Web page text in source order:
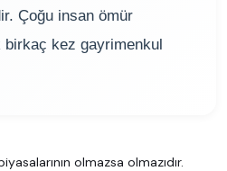
Çoğu insan ömür
birkaç kez gayrimenkul
olmazsa olmazıdır.